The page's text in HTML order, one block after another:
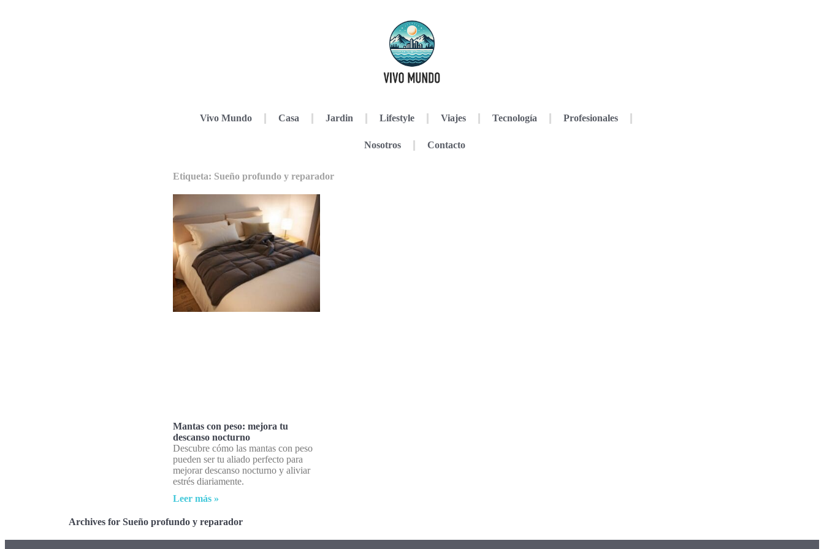
Vivo Mundo Casa Jardin Lifestyle Viajes Tecnología Profesionales
Nosotros Contacto
Etiqueta: Sueño profundo y reparador
Mantas con peso: mejora tu
descanso nocturno
Descubre cómo las mantas con peso
pueden ser tu aliado perfecto para
mejorar descanso nocturno y aliviar
estrés diariamente.
Leer más »
Archives for Sueño profundo y reparador